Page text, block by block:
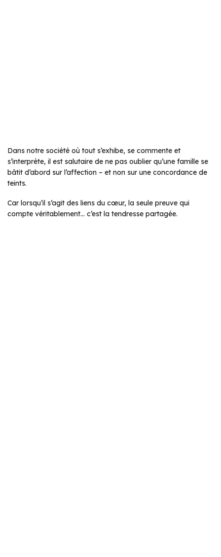
Dans notre société où tout s’exhibe, se commente et
s’interprète, il est salutaire de ne pas oublier qu’une famille se
bâtit d’abord sur l’affection – et non sur une concordance de
teints.
Car lorsqu’il s’agit des liens du cœur, la seule preuve qui
compte véritablement… c’est la tendresse partagée.